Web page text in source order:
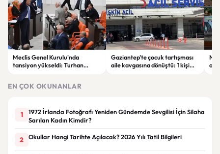
Meclis Genel Kurulu'nda
tansiyon yükseldi: Turhan
Gaziantep’te çocuk tartışması
aile kavgasına dönüştü: 1 kişi
EN ÇOK OKUNANLAR
1
1972 İrlanda Fotoğrafı Yeniden Gündemde Sevgilisi İçin Silaha
Sarılan Kadın Kimdir?
2 Okullar Hangi Tarihte Açılacak? 2026 Yılı Tatil Bilgileri